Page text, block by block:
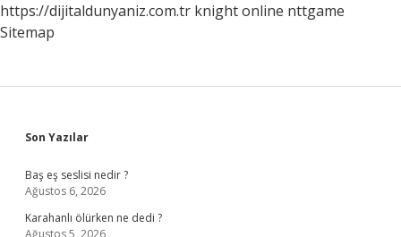
https://dijitaldunyaniz.com.tr knight online nttgame
Sitemap
Sidebar
Son Yazılar
Baş eş seslisi nedir ?
Ağustos 6, 2026
Karahanlı ölürken ne dedi ?
Ağustos 5, 2026